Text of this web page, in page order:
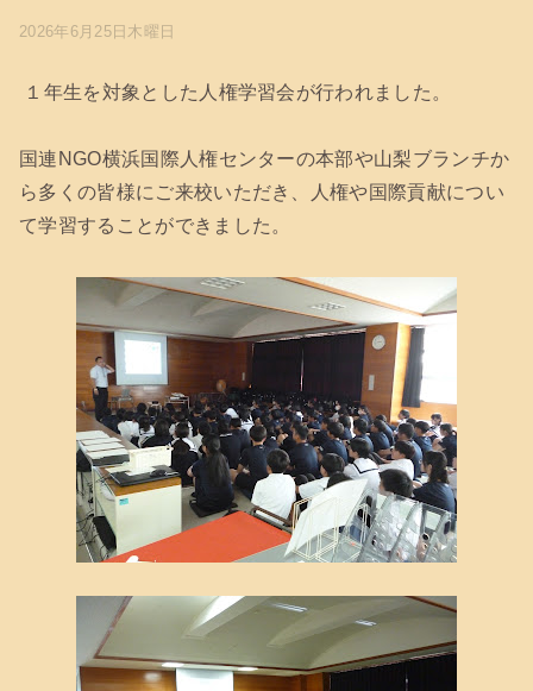
2026年6月25日木曜日
１年生を対象とした人権学習会が行われました。
国連NGO横浜国際人権センターの本部や山梨ブランチか
ら多くの皆様にご来校いただき、人権や国際貢献につい
て学習することができました。